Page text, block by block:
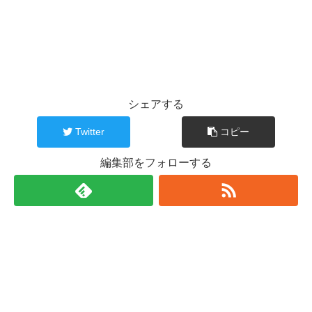
シェアする
Twitter コピー
編集部をフォローする